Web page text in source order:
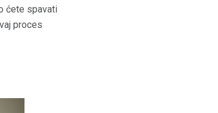
ćete spavati
proces